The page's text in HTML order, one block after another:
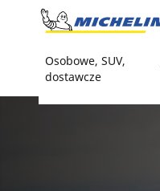
Go to page content
Osobowe, SUV,
dostawcze